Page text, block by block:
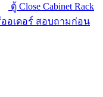
ตู้ Close Cabinet Rack
ออเดอร์ สอบถามก่อน